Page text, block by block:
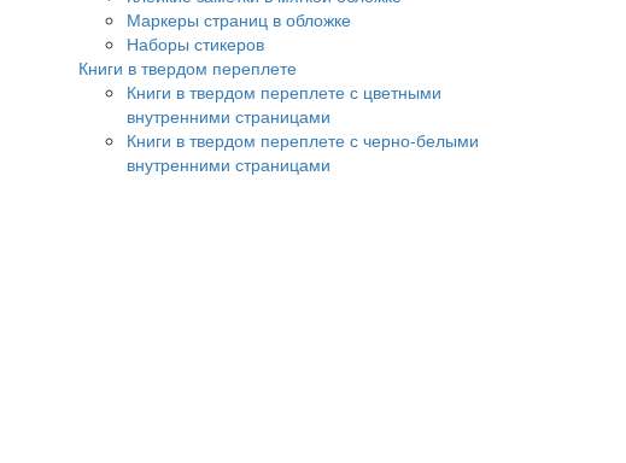
Маркеры страниц в обложке
Наборы стикеров
Книги в твердом переплете
Книги в твердом переплете с цветными
внутренними страницами
Книги в твердом переплете с черно-белыми
внутренними страницами